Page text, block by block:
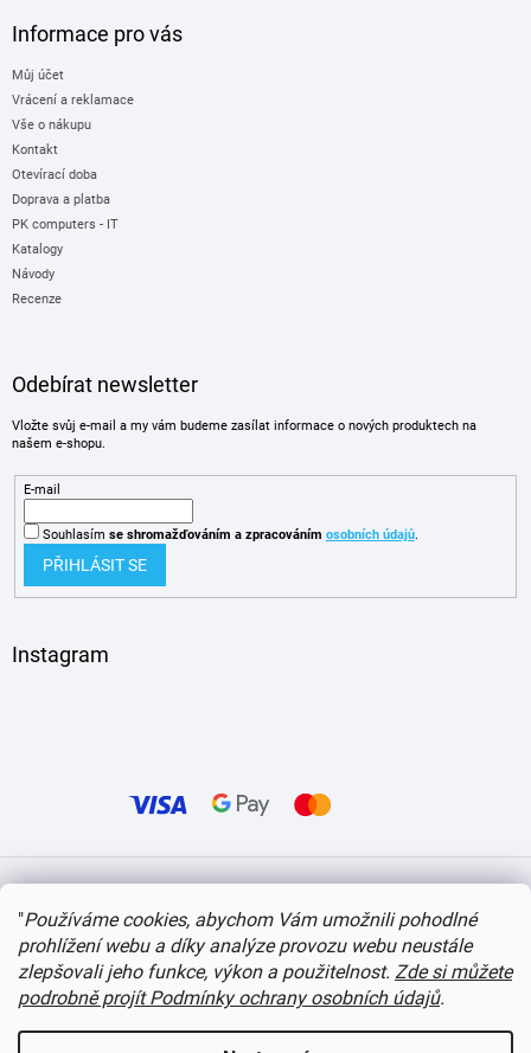
"Používáme cookies, abychom Vám umožnili pohodlné
prohlížení webu a díky analýze provozu webu neustále
zlepšovali jeho funkce, výkon a použitelnost. Zde si můžete
podrobně projít Podmínky ochrany osobních údajů.
Informace pro vás
Můj účet
Vrácení a reklamace
Vše o nákupu
Kontakt
Otevírací doba
Doprava a platba
PK computers - IT
Katalogy
Návody
Recenze
Odebírat newsletter
Vložte svůj e-mail a my vám budeme zasílat informace o nových produktech na
našem e-shopu.
E-mail
Souhlasím se shromažďováním a zpracováním osobních údajů.
PŘIHLÁSIT SE
Instagram
Copyright 2026 itvlaky.cz . Všechna práva vyhrazena. Upravit nastavení cookies